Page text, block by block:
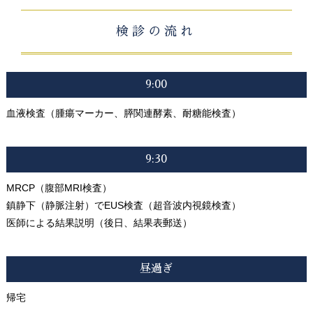
検診の流れ
9:00
血液検査（腫瘍マーカー、膵関連酵素、耐糖能検査）
9:30
MRCP（腹部MRI検査）
鎮静下（静脈注射）でEUS検査（超音波内視鏡検査）
医師による結果説明（後日、結果表郵送）
昼過ぎ
帰宅